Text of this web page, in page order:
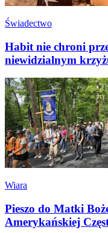
Świadectwo
Habit nie chroni
niewidzialnym
Wiara
Pieszo do Matki
Amerykańskiej